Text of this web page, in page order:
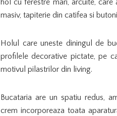
hol cu ferestre mari, arcuite,
masiv, tapiterie din catifea si
Holul care uneste diningul de
profilele decorative pictate, pe
motivul pilastrilor din living.
Bucataria are un spatiu redus,
crem incorporeaza toata